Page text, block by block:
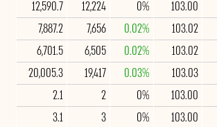
103.00
0%
12,224
12,590.7
103.02
0.02%
7,656
7,887.2
103.02
0.02%
6,505
6,701.5
103.03
0.03%
19,417
20,005.3
103.00
0%
2
2.1
103.00
0%
3
3.1